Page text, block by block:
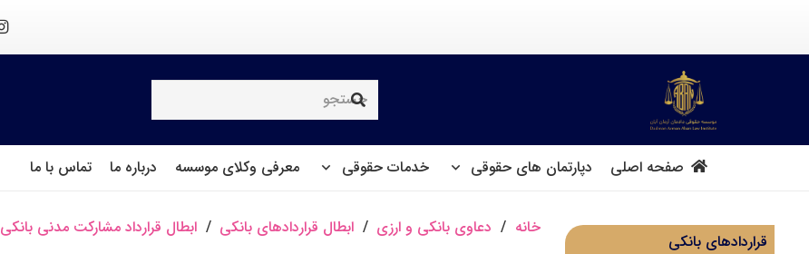
صفحه اصلی دپارتمان های حقوقی خدمات حقوقی معرفی وکلای موسسه درباره ما تماس با ما
قراردادهای بانکی
خانه / دعاوی بانکی و ارزی / ابطال قراردادهای بانکی / ابطال قرارداد مشارکت مدنی بانکی